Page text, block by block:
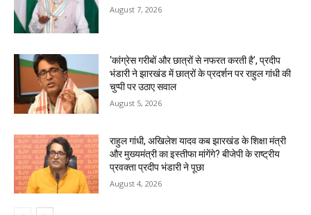
August 7, 2026
‘कांग्रेस गरीबों और छात्रों से नफरत करती है’, प्रदीप
भंडारी ने झारखंड में छात्रों के प्रदर्शन पर राहुल गांधी की
चुप्पी पर उठाए सवाल
August 5, 2026
राहुल गांधी, अखिलेश यादव कब झारखंड के शिक्षा मंत्री
और मुख्यमंत्री का इस्तीफा मांगेंगे? बीजेपी के राष्ट्रीय
प्रवक्ता प्रदीप भंडारी ने पूछा
August 4, 2026